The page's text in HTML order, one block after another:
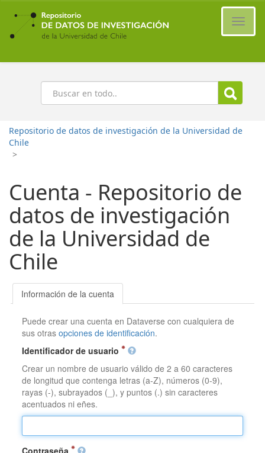
Ir
contenido
principal
Buscar
Repositorio de datos de investigación de la Universidad de
Chile
>
Cuenta - Repositorio de
datos de investigación
de la Universidad de
Chile
Información de la cuenta
Puede crear una cuenta en Dataverse con cualquiera de
sus otrasopciones de identificación.
Identificador de usuario
Crear un nombre de usuario válido de 2 a 60 caracteres
de longitud que contenga letras (a-Z), números (0-9),
rayas (-), subrayados (_), y puntos (.) sin caracteres
acentuados ni eñes.
Contraseña